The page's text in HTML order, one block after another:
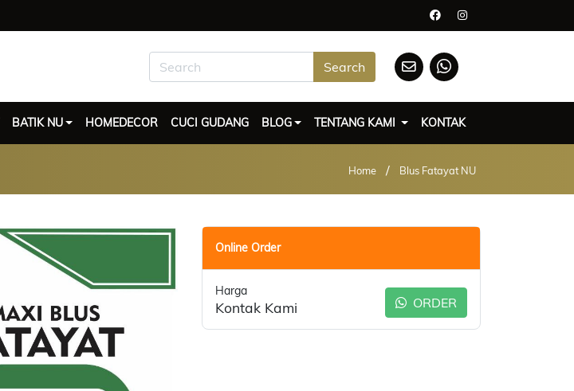
Search
BATIK NU HOMEDECOR CUCI GUDANG BLOG TENTANG KAMI KONTAK
Home / Blus Fatayat NU
Online Order
Harga
Kontak Kami ORDER